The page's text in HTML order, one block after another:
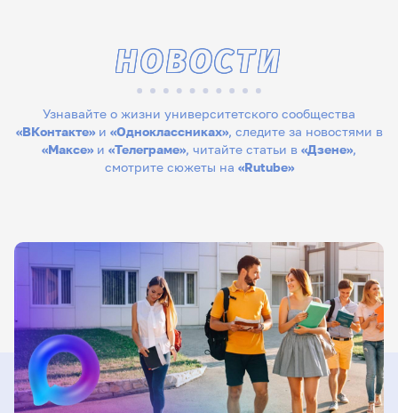
Узнавайте о жизни университетского сообщества
«ВКонтакте»и «Одноклассниках», следите за новостями в
«Максе» и «Телеграме», читайте статьи в «Дзене»,
смотрите сюжеты на «Rutube»
НОВОСТИ